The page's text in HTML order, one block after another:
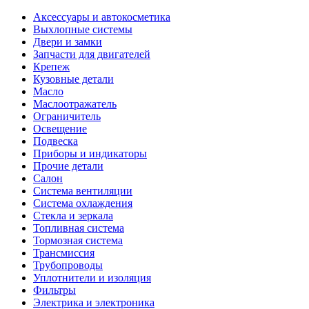
Аксессуары и автокосметика
Выхлопные системы
Двери и замки
Запчасти для двигателей
Крепеж
Кузовные детали
Масло
Маслоотражатель
Ограничитель
Освещение
Подвеска
Приборы и индикаторы
Прочие детали
Салон
Система вентиляции
Система охлаждения
Стекла и зеркала
Топливная система
Тормозная система
Трансмиссия
Трубопроводы
Уплотнители и изоляция
Фильтры
Электрика и электроника